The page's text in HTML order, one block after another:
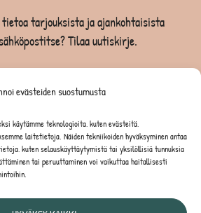
evästeiden suostumusta
käytämme teknologioita, kuten evästeitä,
laitetietoja. Näiden tekniikoiden hyväksyminen antaa
kuten selauskäyttäytymistä tai yksilöllisiä tunnuksia
tai peruuttaminen voi vaikuttaa haitallisesti
tietoa tarjouksista ja ajankohtaisista
Tilaa uutiskirje.
-10% EKASTA TILAUKSESTA
KISSOILLE